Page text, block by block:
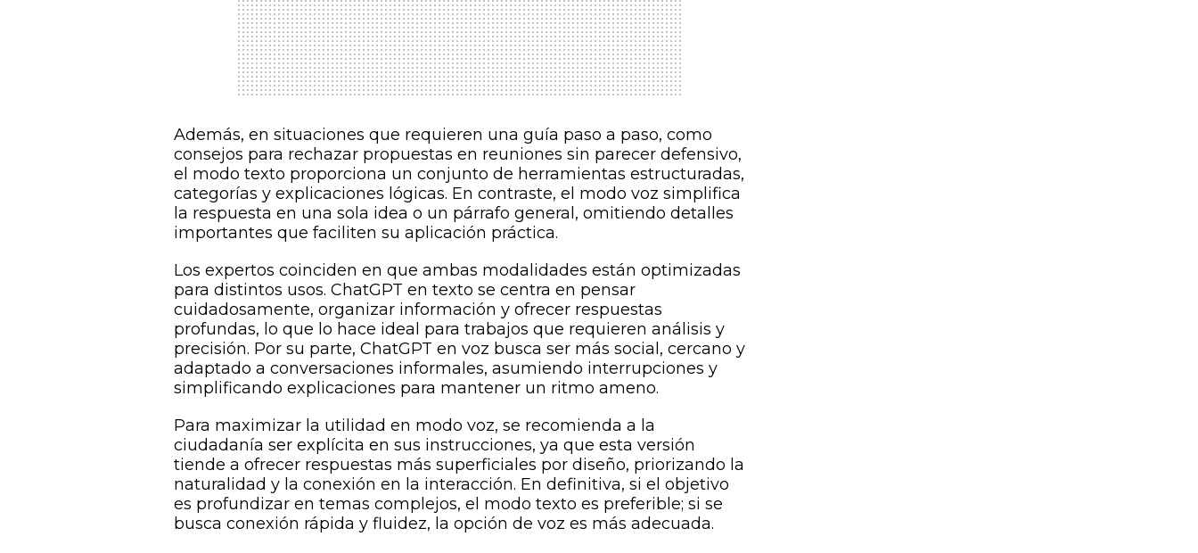
Además, en situaciones que requieren una guía paso a paso, como
consejos para rechazar propuestas en reuniones sin parecer defensivo,
el modo texto proporciona un conjunto de herramientas estructuradas,
categorías y explicaciones lógicas. En contraste, el modo voz simplifica
la respuesta en una sola idea o un párrafo general, omitiendo detalles
importantes que faciliten su aplicación práctica.
Los expertos coinciden en que ambas modalidades están optimizadas
para distintos usos. ChatGPT en texto se centra en pensar
cuidadosamente, organizar información y ofrecer respuestas
profundas, lo que lo hace ideal para trabajos que requieren análisis y
precisión. Por su parte, ChatGPT en voz busca ser más social, cercano y
adaptado a conversaciones informales, asumiendo interrupciones y
simplificando explicaciones para mantener un ritmo ameno.
Para maximizar la utilidad en modo voz, se recomienda a la
ciudadanía ser explícita en sus instrucciones, ya que esta versión
tiende a ofrecer respuestas más superficiales por diseño, priorizando la
naturalidad y la conexión en la interacción. En definitiva, si el objetivo
es profundizar en temas complejos, el modo texto es preferible; si se
busca conexión rápida y fluidez, la opción de voz es más adecuada.